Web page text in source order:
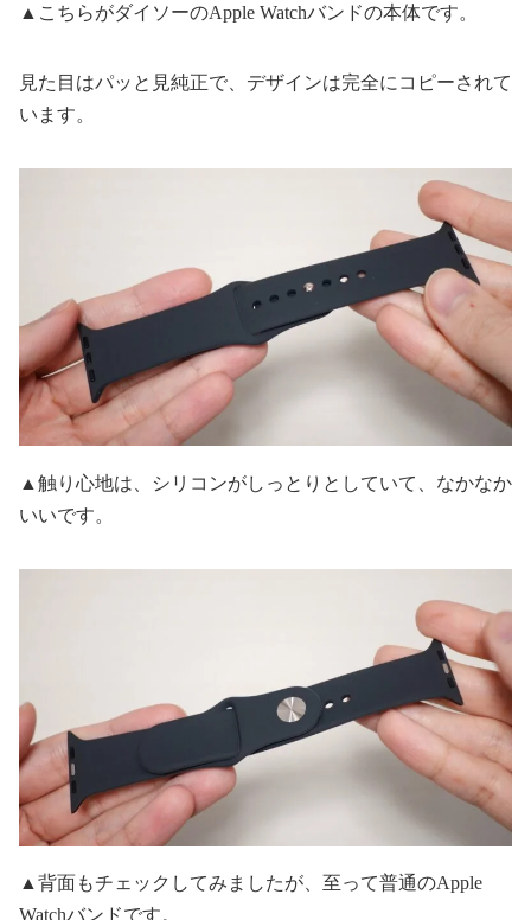
▲こちらがダイソーのApple Watchバンドの本体です。
見た目はパッと見純正で、デザインは完全にコピーされて
います。
▲触り心地は、シリコンがしっとりとしていて、なかなか
いいです。
▲背面もチェックしてみましたが、至って普通のApple
Watchバンドです。